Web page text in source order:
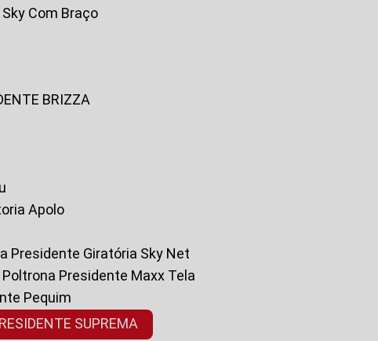
Sky Com Braço
BRIZZA
Apolo
Presidente Giratória Sky Net
Poltrona Presidente Maxx Tela
Pequim
SUPREMA